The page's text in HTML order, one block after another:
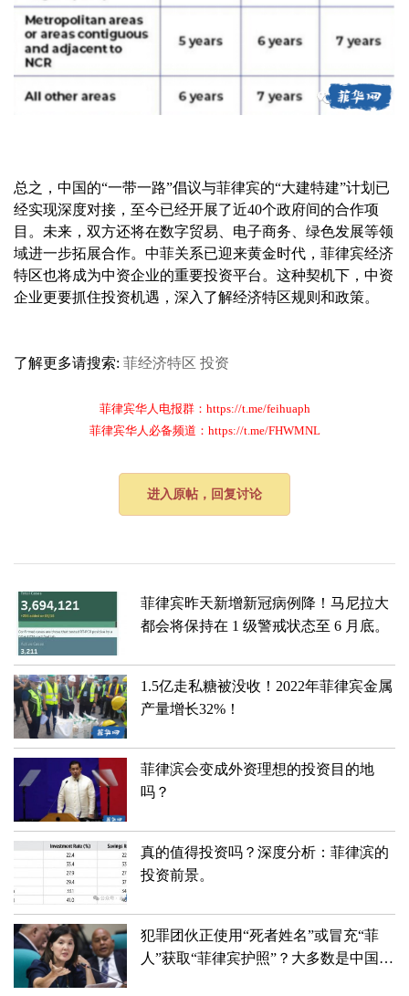
总之，中国的“一带一路”倡议与菲律宾的“大建特建”计划已
经实现深度对接，至今已经开展了近40个政府间的合作项
目。未来，双方还将在数字贸易、电子商务、绿色发展等领
域进一步拓展合作。中菲关系已迎来黄金时代，菲律宾经济
特区也将成为中资企业的重要投资平台。这种契机下，中资
企业更要抓住投资机遇，深入了解经济特区规则和政策。
了解更多请搜索: 菲经济特区 投资
菲律宾华人电报群：https://t.me/feihuaph
菲律宾华人必备频道：https://t.me/FHWMNL
进入原帖，回复讨论
菲律宾昨天新增新冠病例降！马尼拉大
都会将保持在 1 级警戒状态至 6 月底。
1.5亿走私糖被没收！2022年菲律宾金属
产量增长32%！
菲律滨会变成外资理想的投资目的地
吗？
真的值得投资吗？深度分析：菲律滨的
投资前景。
犯罪团伙正使用“死者姓名”或冒充“菲
人”获取“菲律宾护照”？大多数是中国